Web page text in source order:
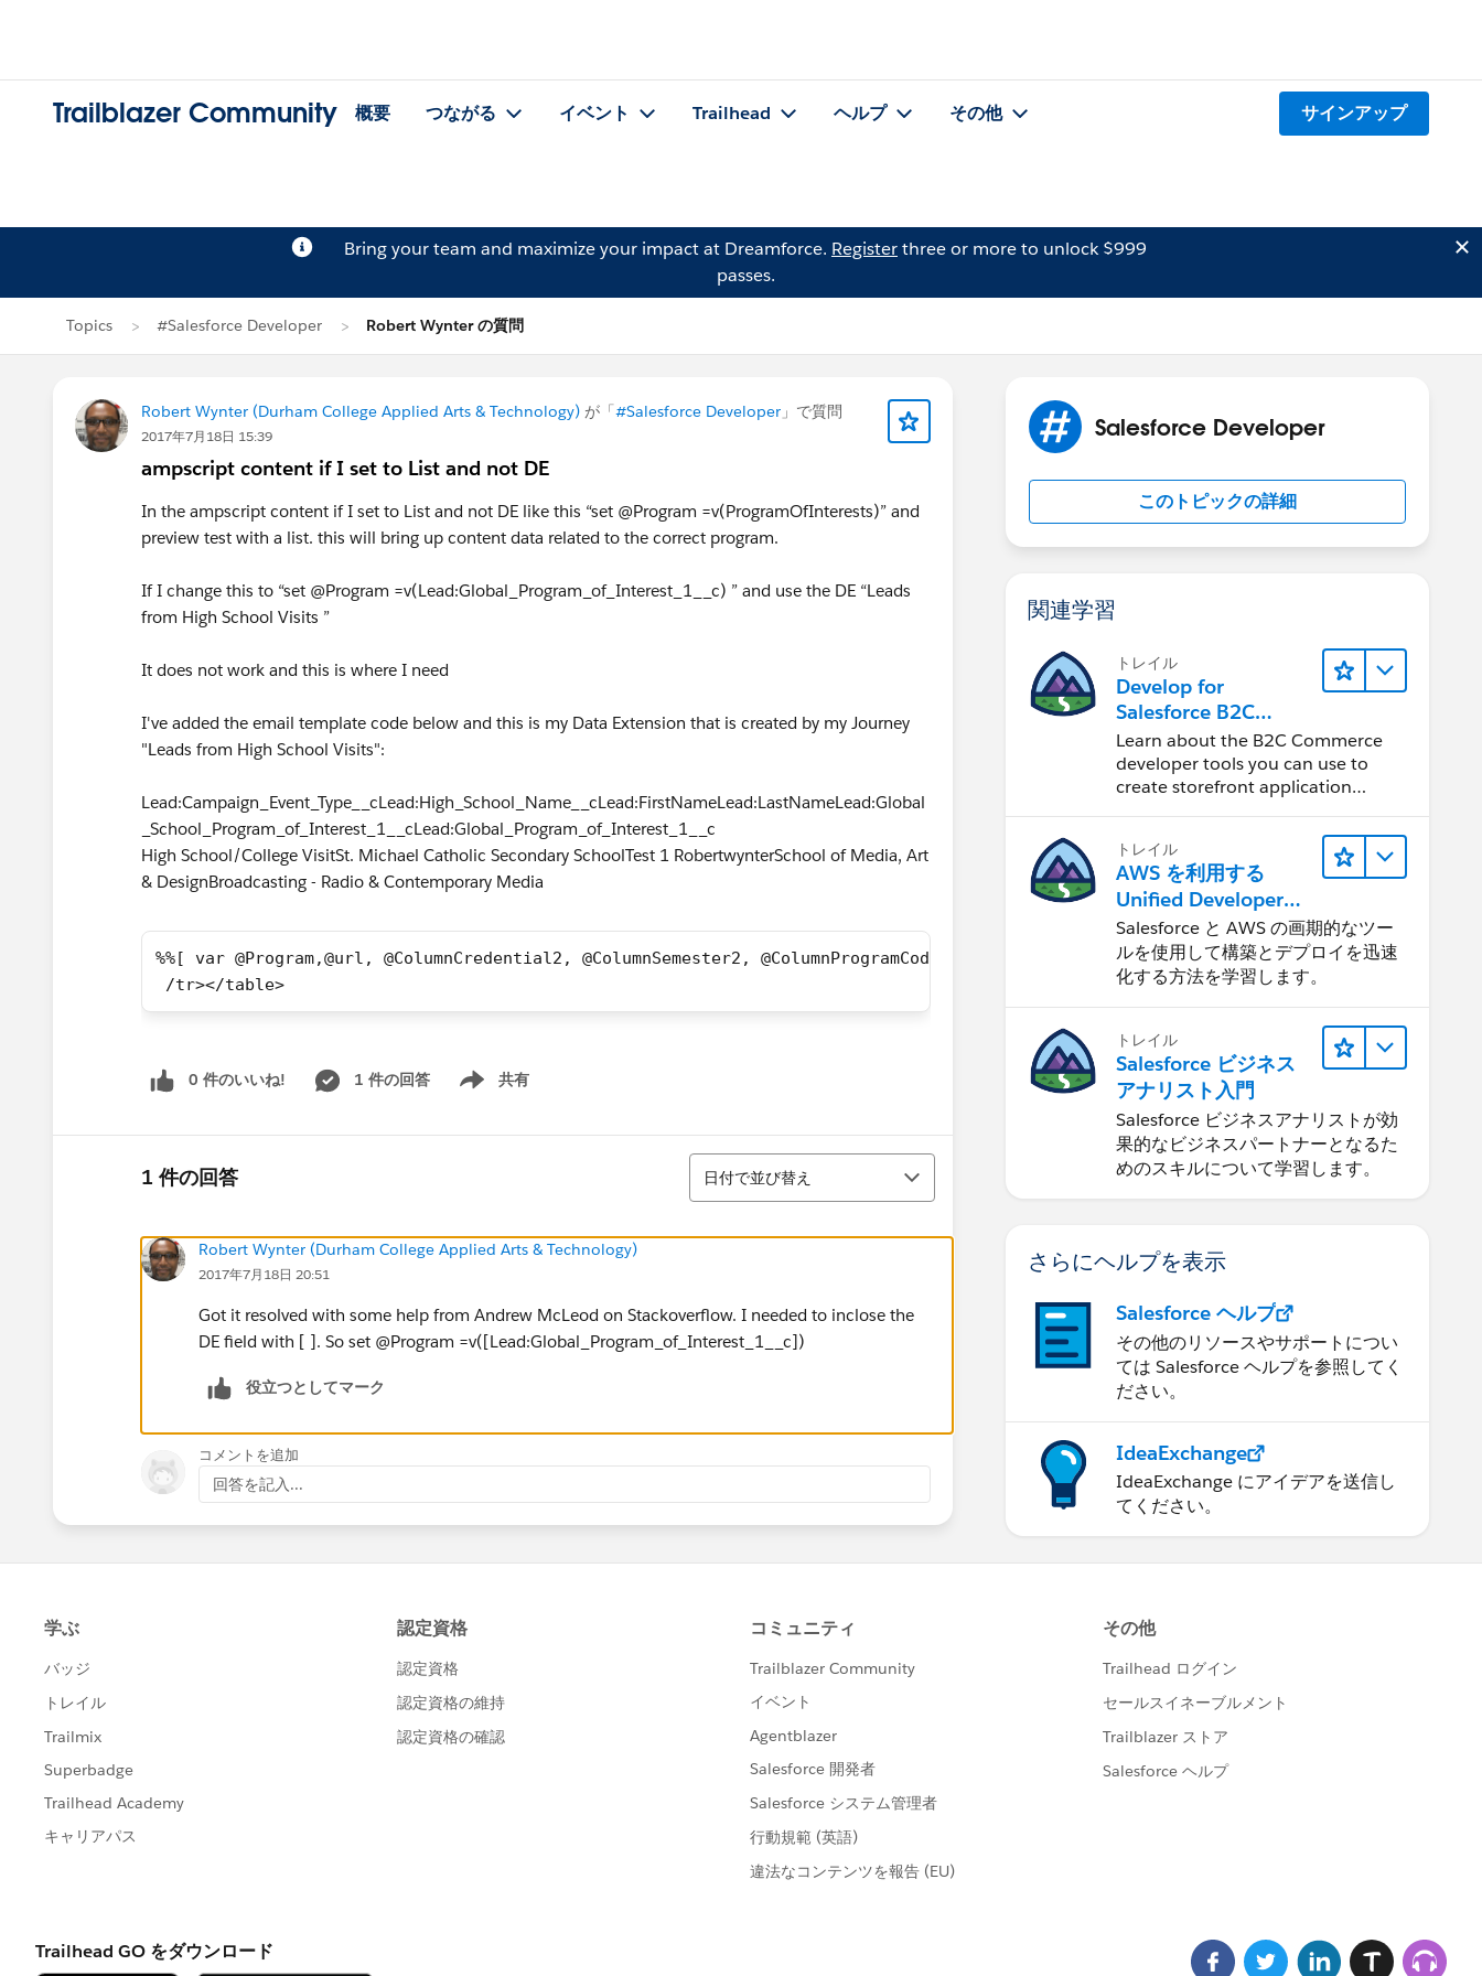
Trailblazer Community 概要 つながる イベント Trailhead ヘルプ その他 サインアップ
Bring your team and maximize your impact at Dreamforce. Registerthree or more to unlock $999
passes.
Topics #Salesforce Developer Robert Wynter の質問
Robert Wynter (Durham College Applied Arts & Technology) が「#Salesforce Developer 」で質問
2017年7月18日 15:39
ampscript content if I set to List and not DE
In the ampscript content if I set to List and not DE like this “set @Program =v(ProgramOfInterests)” and
preview test with a list. this will bring up content data related to the correct program.
If I change this to “set @Program =v(Lead:Global_Program_of_Interest_1__c) ” and use the DE “Leads
from High School Visits ”
It does not work and this is where I need
I've added the email template code below and this is my Data Extension that is created by my Journey
"Leads from High School Visits":
Lead:Campaign_Event_Type__cLead:High_School_Name__cLead:FirstNameLead:LastNameLead:Global
_School_Program_of_Interest_1__cLead:Global_Program_of_Interest_1__c
High School/College VisitSt. Michael Catholic Secondary SchoolTest 1 RobertwynterSchool of Media, Art
& DesignBroadcasting - Radio & Contemporary Media
%%[ var @Program,@url, @ColumnCredential2, @ColumnSemester2, @ColumnProgramCode, @ColumnSchool, @ColumnLeft,
/tr></table>
0 件のいいね! 1 件の回答 共有
Show menu
1 件の回答
並び替え
日付で並び替え
Robert Wynter (Durham College Applied Arts & Technology)
2017年7月18日 20:51
Got it resolved with some help from Andrew McLeod on Stackoverflow. I needed to inclose the
DE field with [ ]. So set @Program =v([Lead:Global_Program_of_Interest_1__c])
役立つとしてマーク
コメントを追加
回答を記入...
Salesforce Developer
このトピックの詳細
関連学習
トレイル
Develop for
Salesforce B2C
Commerce
Learn about the B2C Commerce
developer tools you can use to
create storefront application
トレイル
AWS を利用する
Unified Developer
Experience について
学ぶ
Salesforce と AWS の画期的なツー
ルを使用して構築とデプロイを迅速
化する方法を学習します。
トレイル
Salesforce ビジネス
アナリスト入門
Salesforce ビジネスアナリストが効
果的なビジネスパートナーとなるた
めのスキルについて学習します。
さらにヘルプを表示
Salesforce ヘルプ
その他のリソースやサポートについ
ては Salesforce ヘルプを参照してく
ださい。
IdeaExchange
IdeaExchange にアイデアを送信し
てください。